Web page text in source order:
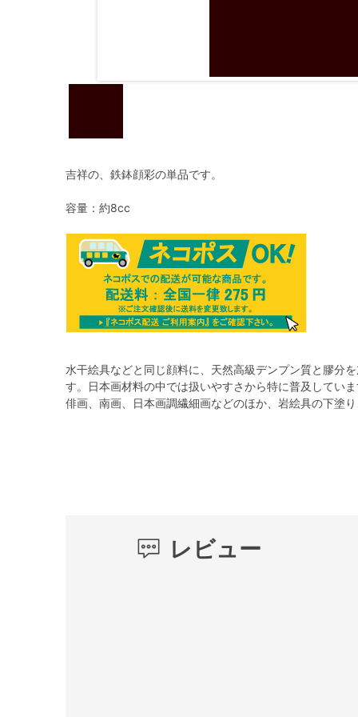
吉祥の、鉄鉢顔彩の単品です。
容量：約8cc
水干絵具などと同じ顔料に、天然高級デンプン質と膠分
す。日本画材料の中では扱いやすさから特に普及してい
俳画、南画、日本画調繊細画などのほか、岩絵具の下塗り
レビュー